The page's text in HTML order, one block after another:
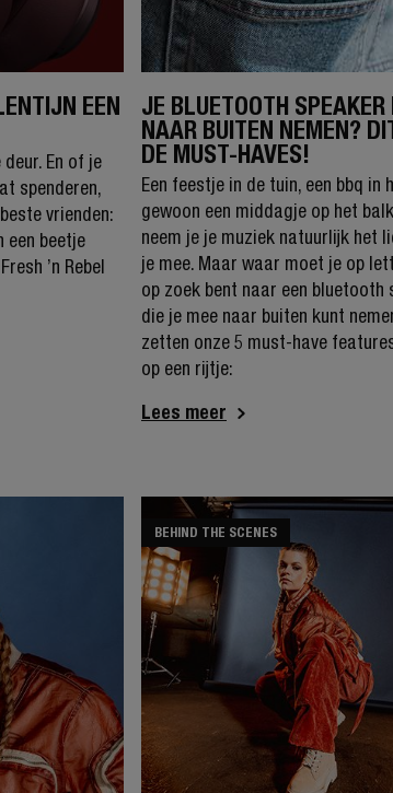
EEN
En of je
spenderen,
vrienden:
een beetje
’n Rebel
JE BLUETOOTH SPEAKER
NAAR BUITEN NEMEN?
DE MUST-HAVES!
Een feestje in de tuin, een bbq in
gewoon een middagje op het
neem je je muziek natuurlijk het
je mee. Maar waar moet je op
op zoek bent naar een bluetooth
die je mee naar buiten kunt
zetten onze 5 must-have
op een rijtje:
Lees meer
BEHIND THE SCENES